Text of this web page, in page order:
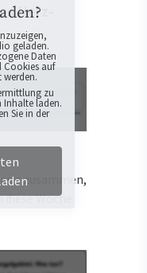
Herz-
geladen.
Daten
auf
werden.
zu
Inhalte laden.
Sie in der
zusammen,
Woche